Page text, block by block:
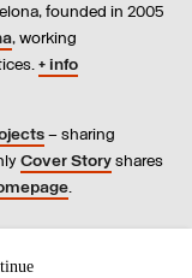
founded in 2005
, working
+ info
– sharing
Cover Story shares
.
read our